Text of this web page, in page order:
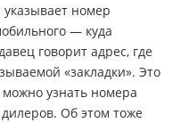
указывает номер
— куда
говорит адрес, где
«закладки». Это
можно узнать номера
Об этом тоже